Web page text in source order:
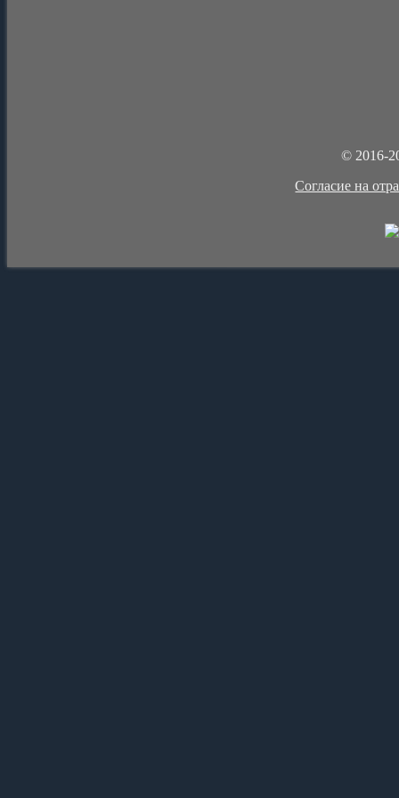
© 2016-
Cогласие на